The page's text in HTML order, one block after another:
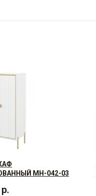
МН-042-03
р.